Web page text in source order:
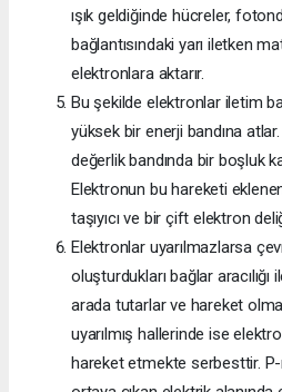
ışık geldiğinde hücreler,
bağlantısındaki yarı iletken
elektronlara aktarır.
Bu şekilde elektronlar iletim
yüksek bir enerji bandına atlar.
değerlik bandında bir boşluk
Elektronun bu hareketi
taşıyıcı ve bir çift elektron
Elektronlar uyarılmazlarsa
oluşturdukları bağlar
arada tutarlar ve hareket
uyarılmış hallerinde ise
hareket etmekte serbesttir. P-